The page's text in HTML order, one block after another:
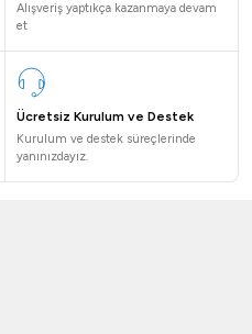
Alışveriş yaptıkça kazanmaya devam
et
Ücretsiz Kurulum ve Destek
Kurulum ve destek süreçlerinde
yanınızdayız.